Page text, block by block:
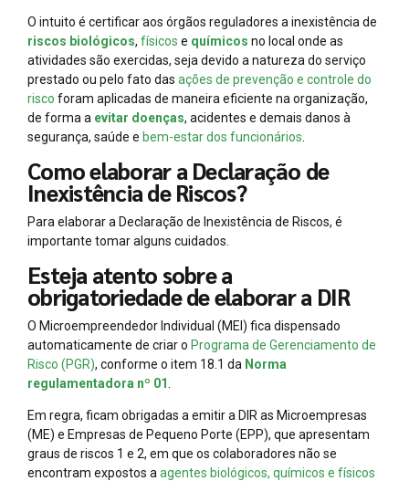
O intuito é certificar aos órgãos reguladores a inexistência de
riscos biológicos, físicos e químicos no local onde as
atividades são exercidas, seja devido a natureza do serviço
prestado ou pelo fato das ações de prevenção e controle do
risco foram aplicadas de maneira eficiente na organização,
de forma a evitar doenças, acidentes e demais danos à
segurança, saúde e bem-estar dos funcionários
Como elaborar a Declaração de
Inexistência de Riscos?
Para elaborar a Declaração de Inexistência de Riscos, é
importante tomar alguns cuidados.
Esteja atento sobre a
obrigatoriedade de elaborar a DIR
O Microempreendedor Individual (MEI) fica dispensado
automaticamente de criar o Programa de Gerenciamento de
Risco (PGR), conforme o item 18.1 da Norma
regulamentadora nº 01
Em regra, ficam obrigadas a emitir a DIR as Microempresas
(ME) e Empresas de Pequeno Porte (EPP), que apresentam
graus de riscos 1 e 2, em que os colaboradores não se
encontram expostos a agentes biológicos, químicos e físicos